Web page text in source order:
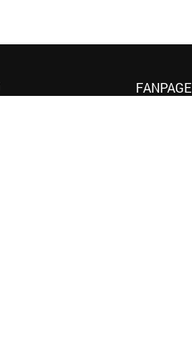
FANPAGE